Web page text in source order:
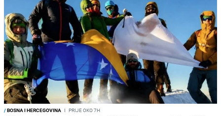
/BOSNA I HERCEGOVINA I PRIJE OKO 7H